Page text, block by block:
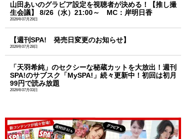
山田あいのグラビア設定を視聴者が決める！【推し撮
生会議】 8/26（水）21:00～ MC：岸明日香
2026年07月29日
【週刊SPA! 発売日変更のお知らせ】
2026年07月28日
「天羽希純」のセクシーな秘蔵カットを大放出！週刊
SPA!のサブスク「MySPA!」続々更新中！初回は初月
99円で読み放題
2026年07月03日